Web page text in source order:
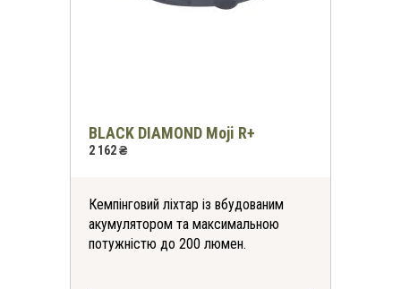
BLACK DIAMOND Moji R+
2 162 ₴
Кемпінговий ліхтар із вбудованим
акумулятором та максимальною
потужністю до 200 люмен.